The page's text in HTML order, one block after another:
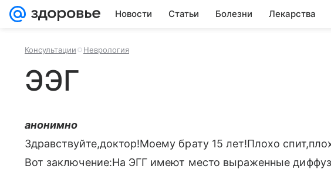
Новости Статьи Болезни Лекарства
Консультации Неврология
ЭЭГ
анонимно
Здравствуйте,доктор!Моему брату 15 лет!Плохо
Вот заключение:На ЭГГ имеют место выраженные